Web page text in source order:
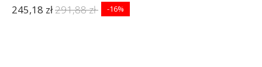
245,18 zł291,88 zł -16%